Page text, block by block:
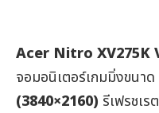
Acer Nitro XV275K
จอมอนิเตอร์เกมมิ่งขนา
(3840×2160) รีเฟรชเรต